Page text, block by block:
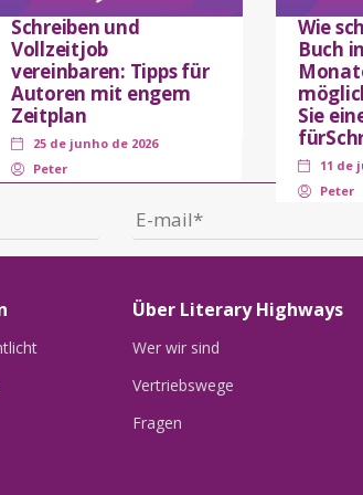
Schreiben und
Vollzeitjob
vereinbaren: Tipps für
Autoren mit engem
Zeitplan
25 de junho de 2026
Peter
Wie
Buch
Sie
11 de
Peter
Über Literary Highways
Wer wir sind
Vertriebswege
Fragen